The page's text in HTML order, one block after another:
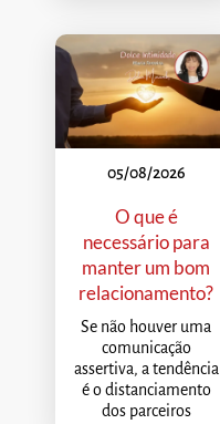
05/08/2026
O que é
necessário para
manter um bom
relacionamento?
Se não houver uma
comunicação
assertiva, a tendência
é o distanciamento
dos parceiros